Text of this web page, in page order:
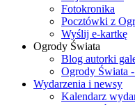
Fotokronika
Pocztówki z
Wyślij e-kartkę
Ogrody Świata
Blog autorki
Ogrody Świata
Wydarzenia i newsy
Kalendarz